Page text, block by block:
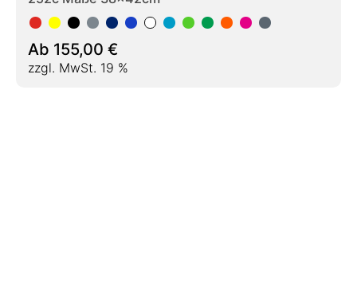
Ab163,00€
zzgl. MwSt. 19 %